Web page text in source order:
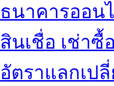
ธนาคารออน
สินเชื่อ เช่าซื้อ
อัตราแลกเป